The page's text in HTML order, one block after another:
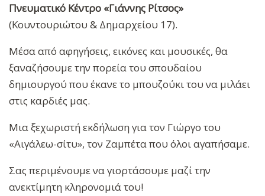
Πνευματικό Κέντρο «Γιάννης Ρίτσος»
(Κουντουριώτου & Δημαρχείου 17).
Μέσα από αφηγήσεις, εικόνες και μουσικές, θα
ξαναζήσουμε την πορεία του σπουδαίου
δημιουργού που έκανε το μπουζούκι του να μιλάει
στις καρδιές μας.
Μια ξεχωριστή εκδήλωση για τον Γιώργο του
«Αιγάλεω-σίτυ», τον Ζαμπέτα που όλοι αγαπήσαμε.
Σας περιμένουμε να γιορτάσουμε μαζί την
ανεκτίμητη κληρονομιά του!